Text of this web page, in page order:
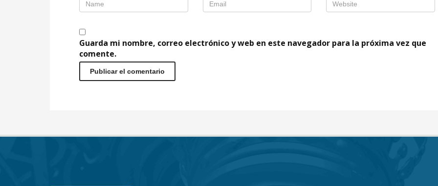
Guarda mi nombre, correo electrónico y web en este navegador para la próxima vez que
comente.